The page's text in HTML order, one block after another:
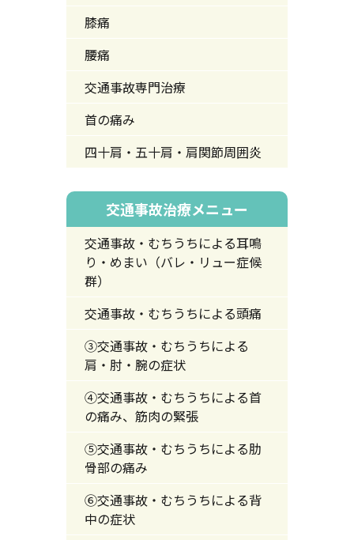
膝痛
腰痛
交通事故専門治療
首の痛み
四十肩・五十肩・肩関節周囲炎
交通事故治療メニュー
交通事故・むちうちによる耳鳴
り・めまい（バレ・リュー症候
群）
交通事故・むちうちによる頭痛
③交通事故・むちうちによる
肩・肘・腕の症状
④交通事故・むちうちによる首
の痛み、筋肉の緊張
⑤交通事故・むちうちによる肋
骨部の痛み
⑥交通事故・むちうちによる背
中の症状